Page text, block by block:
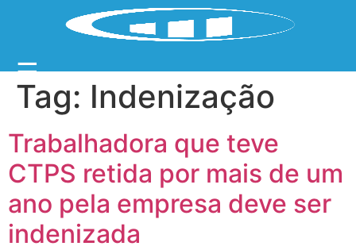
☰
Tag: Indenização
Trabalhadora que teve
CTPS retida por mais de um
ano pela empresa deve ser
indenizada